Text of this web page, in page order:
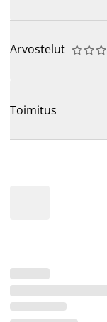
Arvostelut 



Toimitus